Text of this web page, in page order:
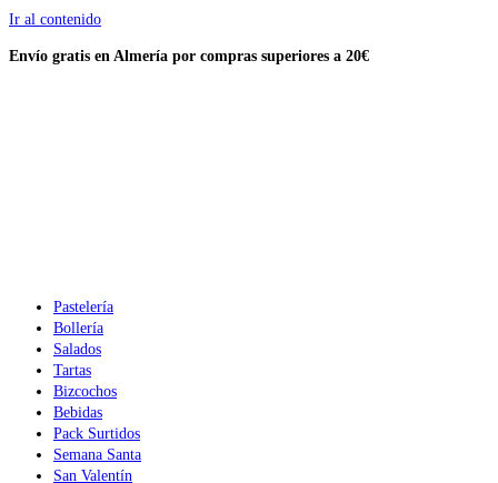
Ir al contenido
Envío gratis en Almería por compras superiores a 20€
Pastelería
Bollería
Salados
Tartas
Bizcochos
Bebidas
Pack Surtidos
Semana Santa
San Valentín